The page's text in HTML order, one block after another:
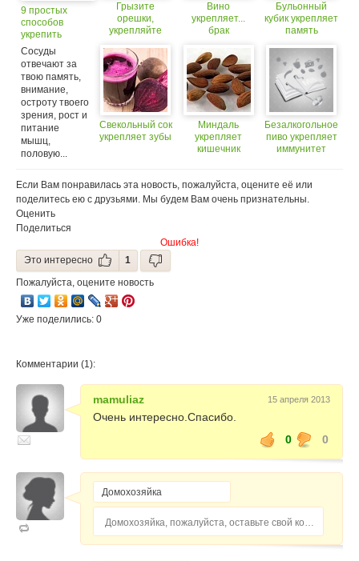
9 простых
способов
укрепить
сосуды
Сосуды
отвечают за
твою память,
внимание,
остроту твоего
зрения, рост и
питание
мышц,
половую...
Грызите
орешки,
укрепляйте
и сосуды
Свекольный сок
укрепляет зубы
Вино
укрепляет...
брак
Миндаль
укрепляет
кишечник
Бульонный
кубик укрепляет
память
Безалкогольное
пиво укрепляет
иммунитет
Если Вам понравилась эта новость, пожалуйста, оцените её или
поделитесь ею с друзьями. Мы будем Вам очень признательны.
Оценить
Поделиться
Ошибка!
Это интересно
1
Пожалуйста, оцените новость
Уже поделились: 0
Комментарии (1):
mamuliaz 15 апреля 2013
Очень интересно.Спасибо.
0
0
Домохозяйка, пожалуйста, оставьте свой комментарий...